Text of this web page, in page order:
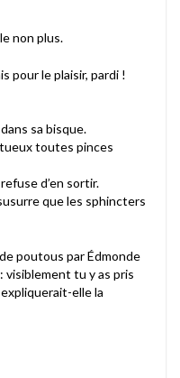
non plus.
pour le plaisir, pardi !
sa bisque.
toutes pinces
d’en sortir.
que les sphincters
poutous par Édmonde
visiblement tu y as pris
elle la